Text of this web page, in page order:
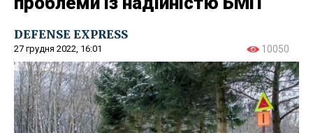
DEFENSE EXPRESS
27 грудня 2022, 16:01 10050